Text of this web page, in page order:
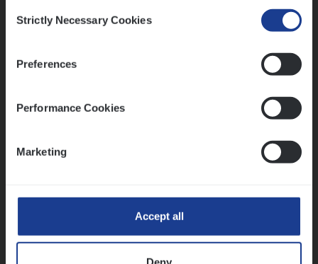
Selection
Strictly Necessary Cookies
Preferences
Performance Cookies
Marketing
Accept all
Vorige Volgende
Mathias houdt van diepgaande dossiers én droge
Thalia zoekt graag oplossingen, in games én op het